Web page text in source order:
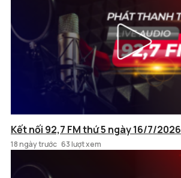
Kết nối 92,7 FM thứ 5 ngày 16/7/2026
18 ngày trước 63 lượt xem